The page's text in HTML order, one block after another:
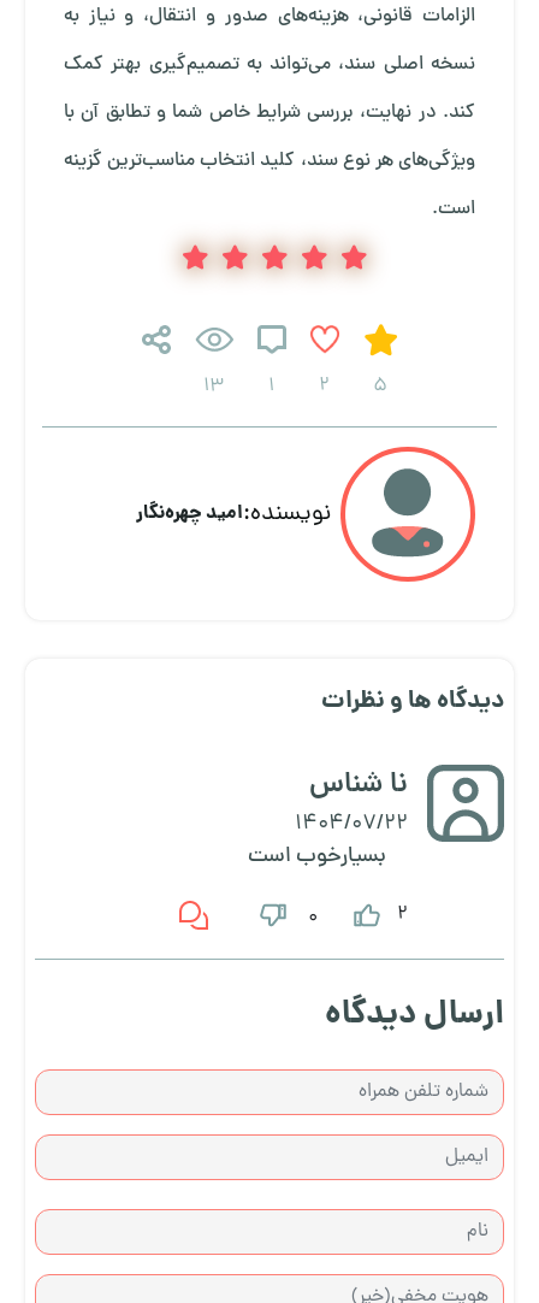
الزامات قانونی، هزینه‌های صدور و انتقال، و نیاز به
نسخه اصلی سند، می‌تواند به تصمیم‌گیری بهتر کمک
کند. در نهایت، بررسی شرایط خاص شما و تطابق آن با
ویژگی‌های هر نوع سند، کلید انتخاب مناسب‌ترین گزینه
است.
5
2
1
13
نویسنده:امید چهره‌نگار
دیدگاه ها و نظرات
نا شناس
1404/07/22
بسیارخوب است
2
0
ارسال دیدگاه